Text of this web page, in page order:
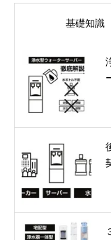
基礎知識